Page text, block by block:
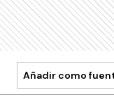
Añadir como